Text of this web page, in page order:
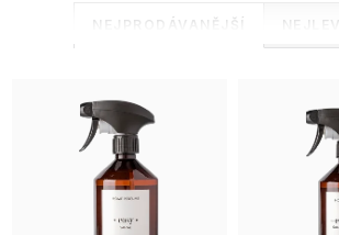
Ř
z
e
NEJPRODÁVANĚJŠÍ